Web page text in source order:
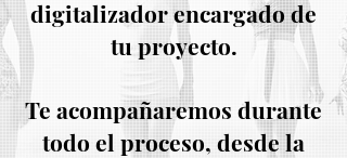
digitalizador encargado de
tu proyecto.
Te acompañaremos durante
todo el proceso, desde la